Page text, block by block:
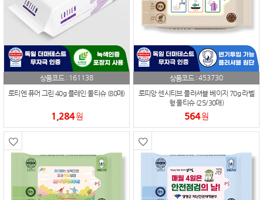
상품코드 : 161138
로티엔 퓨어 그린 40g 플레인 물티슈 (80매)
1,284원
상품코드 :453730
로띠앙 센시티브 플러셔블 베이지 70g 라벨
형 물티슈 (25/30매)
564원